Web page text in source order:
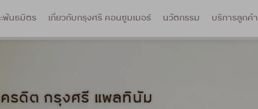
พันธมิตร เกี่ยวกับกรุงศรี คอนซูมเมอร์ นวัตกรรม บริการลูกค้า